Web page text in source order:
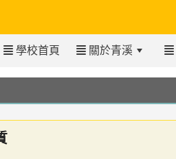
學校首頁 關於青溪